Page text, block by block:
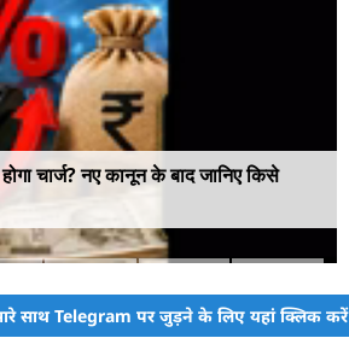
चार्ज? नए कानून के बाद जानिए किसे
साथ Telegram पर जुड़ने के लिए यहां क्लिक करें